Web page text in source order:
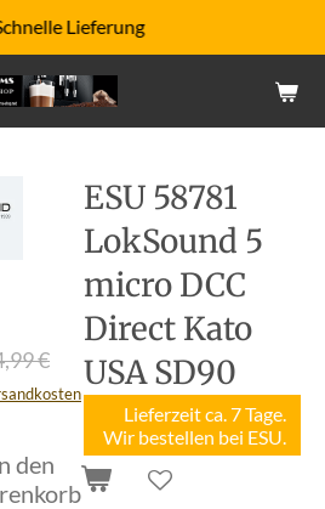
Lieferung
ESU 58781
LokSound 5
micro DCC
Direct Kato
USA SD90
Lieferzeit ca. 7 Tage.
Wir bestellen bei ESU.
€
den